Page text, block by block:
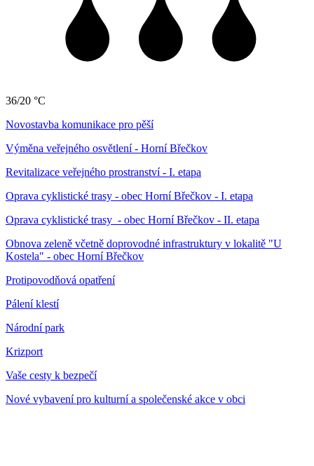
36/20 °C
Novostavba komunikace pro pěší
Výměna veřejného osvětlení - Horní Břečkov
Revitalizace veřejného prostranství - I. etapa
Oprava cyklistické trasy - obec Horní Břečkov - I. etapa
Oprava cyklistické trasy - obec Horní Břečkov - II. etapa
Obnova zeleně včetně doprovodné infrastruktury v lokalitě "U
Kostela" - obec Horní Břečkov
Protipovodňová opatření
Pálení klestí
Národní park
Krizport
Vaše cesty k bezpečí
Nové vybavení pro kulturní a společenské akce v obci